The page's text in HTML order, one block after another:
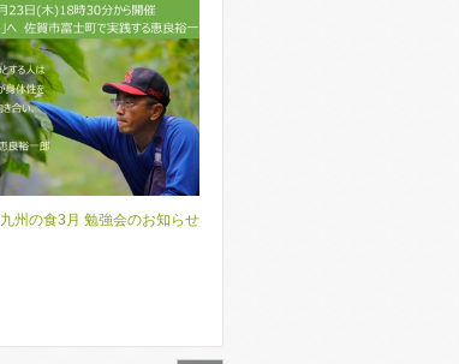
九州の食3月 勉強会のお知らせ